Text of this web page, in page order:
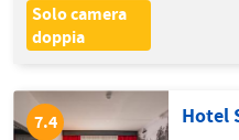
7.4 Hotel
Solo camera
doppia